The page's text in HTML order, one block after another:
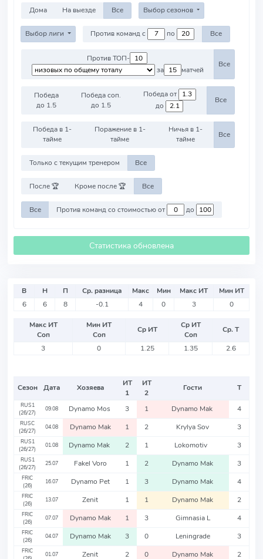
Дома На выезде Все Выбор сезонов
Выбор лиги Против команд с по Все
Против ТОП-
за
матчей
Все
Победа
до 1.5
Победа соп.
до 1.5
Победа от
до
Все
Победа в 1-
тайме
Поражение в 1-
тайме
Ничья в 1-
тайме
Все
Только с текущим тренером Все
После 🏆 Кроме после 🏆 Все
Все Против команд со стоимостью от до
Статистика обновлена
В Н П Ср. разница Макс Мин Макс ИТ
Мин ИТ
6
6 8 -0.1 4 0 3 0
Макс ИТ
Соп
Мин ИТ
Соп
Ср ИТ
Ср ИТ
Соп
Ср. Т
3
0 1.25 1.35 2.6
Сезон Дата Хозяева
ИТ
1
ИТ
2
Гости Т
RUS1
(26/27)
09.08 Dynamo Mos 3 1 Dynamo Mak 4
RUSC
(26/27)
04.08 Dynamo Mak 1 2 Krylya Sov 3
RUS1
(26/27)
01.08 Dynamo Mak 2 1 Lokomotiv 3
RUS1
(26/27)
25.07 Fakel Voro 1 2 Dynamo Mak 3
FRIC
(26)
16.07 Dynamo Pet 1 3 Dynamo Mak 4
FRIC
(26)
13.07 Zenit 1 1 Dynamo Mak 2
FRIC
(26)
07.07 Dynamo Mak 1 3 Gimnasia L 4
FRIC
(26)
04.07 Dynamo Mak 3 0 Leningrade 3
FRIC
01.07 Zenit 2 0 Dynamo Mak 2